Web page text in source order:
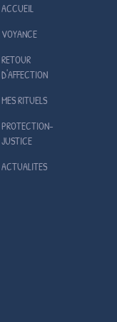
ACCUEIL
VOYANCE
RETOUR
D'AFFECTION
MES RITUELS
PROTECTION-
JUSTICE
ACTUALITES